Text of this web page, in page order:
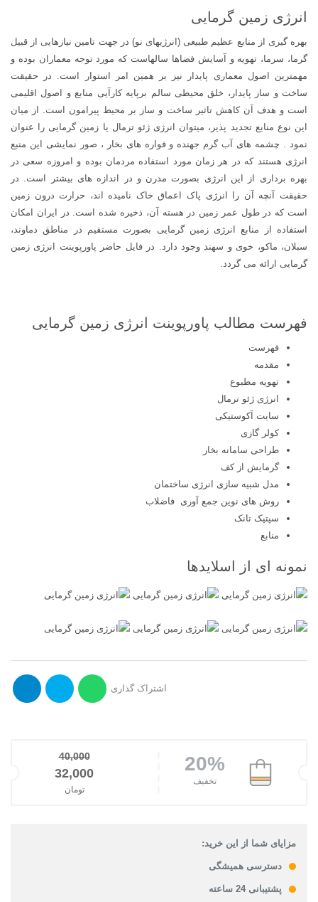
انرژی زمین گرمایی
بهره گیری از منابع عظیم طبیعی (انرژیهای نو) در جهت تامین نیازهایی از قبیل
گرما، سرما، تهویه و آسایش فضاها سالهاست که مورد توجه معماران بوده و
مهمترین اصول معماری پایدار نیز بر همین امر استوار است. در حقیقت
ساخت و ساز پایدار، خلق محیطی سالم برپایه کارآیی منابع و اصول اقلیمی
است و هدف آن کاهش تاثیر ساخت و ساز بر محیط پیرامون است. از میان
این نوع منابع تجدید پذیر، میتوان انرژی ژئو ترمال یا زمین گرمایی را عنوان
نمود . چشمه های آب گرم جهنده و فواره های بخار ، صور نمایشی این منبع
انرژی هستند که در هر زمان مورد استفاده مردمان بوده و امروزه سعی در
بهره برداری از این انرژی بصورت مدرن و در اندازه های بیشتر است. در
حقیقت آنچه آن را انرژی پاک اعماق خاک نامیده اند، حرارت درون زمین
است که در طول عمر زمین در هسته آن، ذخیره شده است. در ایران امکان
استفاده از منابع انرژی زمین گرمایی بصورت مستقیم در مناطق دماوند،
سبلان، ماکو، خوی و سهند وجود دارد. در فایل حاضر پاورپوینت انرژی زمین
گرمایی ارائه می گردد.
فهرست مطالب پاورپوینت انرژی زمین گرمایی
فهرست
مقدمه
تهویه مطبوع
انرژی ژئو ترمال
سایت آکوستیکی
کولر گازی
طراحی سامانه بخار
گرمایش از کف
مدل شبیه سازی انرژی ساختمان
روش های نوین جمع آوری فاضلاب
سپتیک تانک
منابع
نمونه ای از اسلایدها
اشتراک گذاری
20%
تخفیف
40,000
قیمت اصلی: 40,000تومان بود.
32,000
تومان
مزایای شما از این خرید:
دسترسی همیشگی
پشتیبانی 24 ساعته